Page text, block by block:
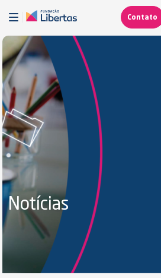
Contato
Notícias